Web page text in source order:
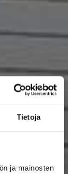
Tietoja
ja mainosten